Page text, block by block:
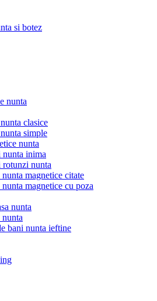
si botez
nunta
clasice
simple
nunta
nunta inima
rotunzi nunta
magnetice citate
magnetice cu poza
nunta
bani nunta ieftine